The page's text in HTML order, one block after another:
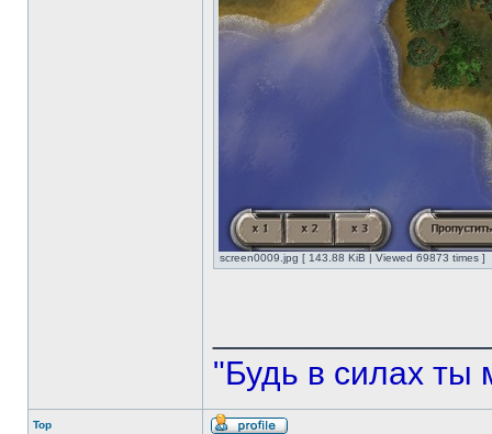
screen0009.jpg [ 143.88 KiB | Viewed 69873 times ]
"Будь в силах ты
Top